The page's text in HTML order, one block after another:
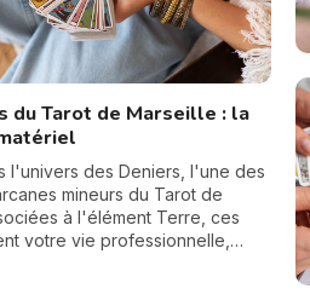
du Tarot de Marseille : la
l'univers des Deniers, l'une des
mineurs du Tarot de
votre vie professionnelle,
ce qui se construit dans la